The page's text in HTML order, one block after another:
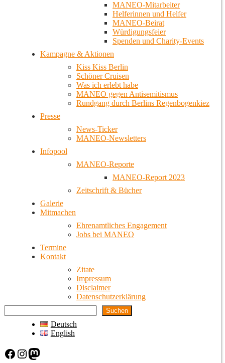
MANEO-Mitarbeiter
Helferinnen und Helfer
MANEO-Beirat
Würdigungsfeier
Spenden und Charity-Events
Kampagne & Aktionen
Kiss Kiss Berlin
Schöner Cruisen
Was ich erlebt habe
MANEO gegen Antisemitismus
Rundgang durch Berlins Regenbogenkiez
Presse
News-Ticker
MANEO-Newsletters
Infopool
MANEO-Reporte
MANEO-Report 2023
Zeitschrift & Bücher
Galerie
Mitmachen
Ehrenamtliches Engagement
Jobs bei MANEO
Termine
Kontakt
Zitate
Impressum
Disclaimer
Datenschutzerklärung
Suchen
Deutsch
English
Facebook Instagram Mastodon